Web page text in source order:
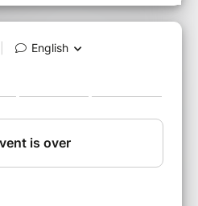
mémorables
Poupaud, Manu Lanvin,
Djob, Fred Chapellier,
Houti et Sax Gordon).
Zeppelin, Sly & The
sont forgé une solide
et hors de l’hexagone
à leur actif.